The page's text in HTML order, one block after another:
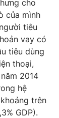
cho
của mình
tiêu
vay có
tiêu dùng
thoại,
2014
hệ
trên
GDP).